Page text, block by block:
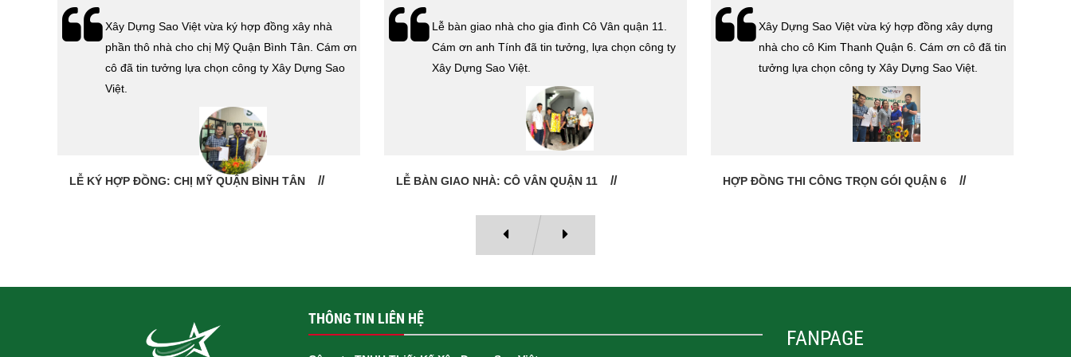
Lễ bàn giao nhà cho gia đình Cô Vân quận 11.
Cám ơn anh Tính đã tin tưởng, lựa chọn công ty
Xây Dựng Sao Việt.
LỄ BÀN GIAO NHÀ: CÔ VÂN QUẬN 11
Xây Dựng Sao Việt vừa ký hợp đồng xây dựng
nhà cho cô Kim Thanh Quận 6. Cám ơn cô đã tin
tưởng lựa chọn công ty Xây Dựng Sao Việt.
HỢP ĐỒNG THI CÔNG TRỌN GÓI QUẬN 6
Lễ bàn giao nhà cho gia đình anh Tính quận 3.
Cám ơn anh Tính đã tin tưởng, lựa chọn công ty
Xây Dựng Sao Việt.
CHỦ ĐẦU TƯ: ANH TÍNH QUẬN 3
THÔNG TIN LIÊN HỆ
FANPAGE